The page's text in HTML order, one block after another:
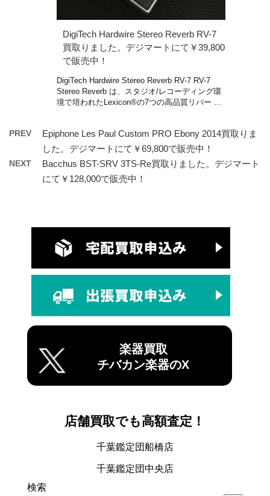
DigiTech Hardwire Stereo Reverb RV-7
買取りました。デジマートにて￥39,800
で販売中！
DigiTech Hardwire Stereo Reverb RV-7 RV-7
Stereo Reverb は、スタジオ/レコーディング環
境で培われたLexicon®の7つの高品質リバー …
PREV
Epiphone Les Paul Custom PRO Ebony 2014買取りま
した。デジマートにて￥69,800で販売中！
NEXT
Bacchus BST-SRV 3TS-Re買取りました。デジマート
にて￥128,000で販売中！
楽器買取
チバカン楽器のX
店舗買取でも高額査定！
千葉鑑定団船橋店
千葉鑑定団中央店
検索